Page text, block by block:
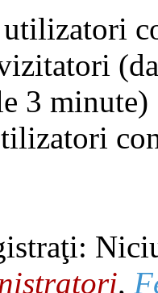
utilizatori
3 minute)
,